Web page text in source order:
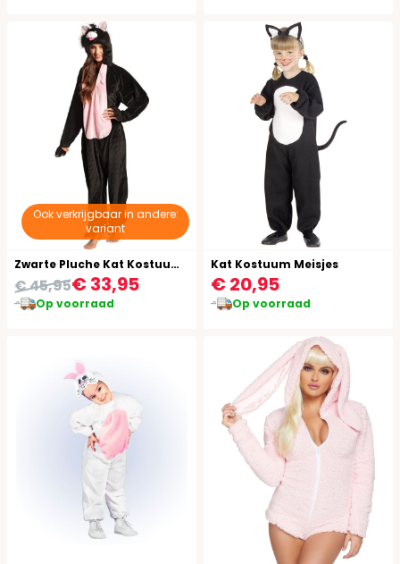
Ook verkrijgbaar in andere:
variant
Zwarte Pluche Kat Kostuum Tiener
€ 33,95
€ 45,95
Op voorraad
Kat Kostuum Meisjes
€ 20,95
Op voorraad